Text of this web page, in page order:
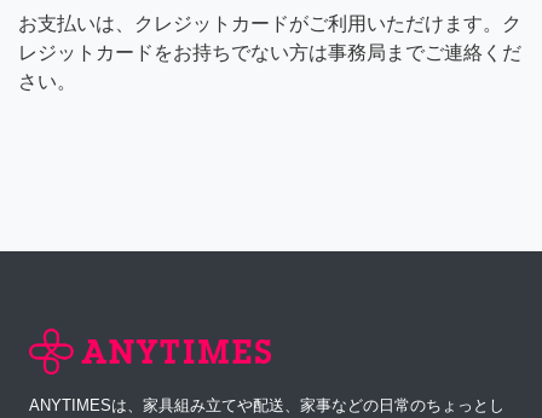
お支払いは、クレジットカードがご利用いただけます。ク
レジットカードをお持ちでない方は事務局までご連絡くだ
さい。
ANYTIMESは、家具組み立てや配送、家事などの日常のちょっとし